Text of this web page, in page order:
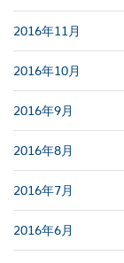
2016年11月
2016年10月
2016年9月
2016年8月
2016年7月
2016年6月